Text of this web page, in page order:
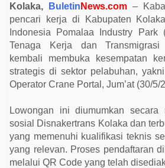
k
B
a
L
o
w
o
n
a
n
K
e
r
j
a
Kolaka, Buletin News.com–
pencari kerja di Kabupaten
Indonesia Pomalaa Industry Park
Tenaga Kerja dan Transmigrasi
kembali membuka kesempatan
strategis di sektor pelabuhan,
Operator Crane Portal, Jum’at (30/5/
Lowongan ini diumumkan secara
sosial Disnakertrans Kolaka dan
yang memenuhi kualifikasi teknis
yang relevan. Proses pendaftaran
melalui QR Code yang telah